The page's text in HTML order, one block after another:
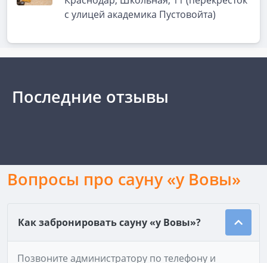
с улицей академика Пустовойта)
Последние отзывы
Вопросы про сауну «у Вовы»
Как забронировать сауну «у Вовы»?
Позвоните администратору по телефону и